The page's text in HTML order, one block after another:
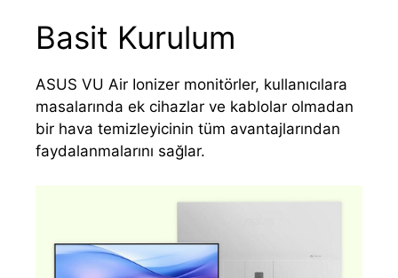
Basit Kurulum
ASUS VU Air Ionizer monitörler, kullanıcılara
masalarında ek cihazlar ve kablolar olmadan
bir hava temizleyicinin tüm avantajlarından
faydalanmalarını sağlar.